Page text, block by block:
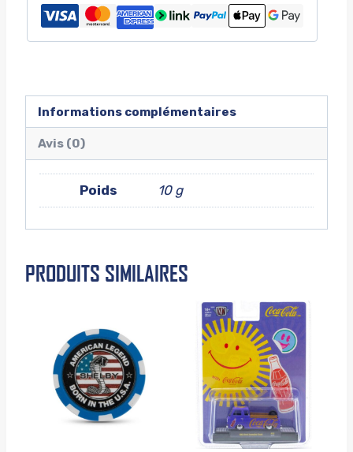
Informations complémentaires
Avis (0)
Poids 10 g
PRODUITS SIMILAIRES